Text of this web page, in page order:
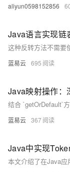
aliyun0598152856
Java语言实现链
蓝易云 695
Java映射操作：
蓝易云 367
Java中实现